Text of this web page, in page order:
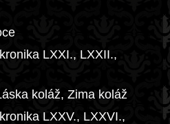
LXXI., LXXII.,
koláž, Zima koláž
LXXV., LXXVI.,